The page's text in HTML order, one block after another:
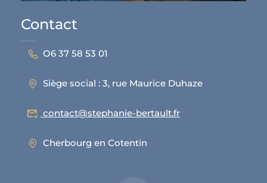
Contact
O6 37 58 53 01
Siège social : 3, rue Maurice Duhaze
contact@stephanie-bertault.fr
Cherbourg en Cotentin